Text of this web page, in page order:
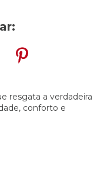
resgata a verdadeira
conforto e